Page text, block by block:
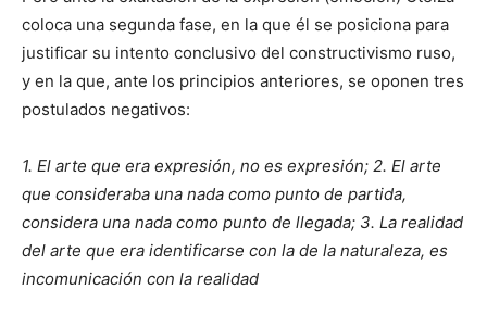
coloca una segunda fase, en la que él se posiciona para
justificar su intento conclusivo del constructivismo ruso,
y en la que, ante los principios anteriores, se oponen tres
postulados negativos:
1. El arte que era expresión, no es expresión; 2. El arte
que consideraba una nada como punto de partida,
considera una nada como punto de llegada; 3. La realidad
del arte que era identificarse con la de la naturaleza, es
incomunicación con la realidad